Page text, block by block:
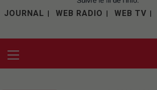
JOURNAL WEB RADIO WEB TV